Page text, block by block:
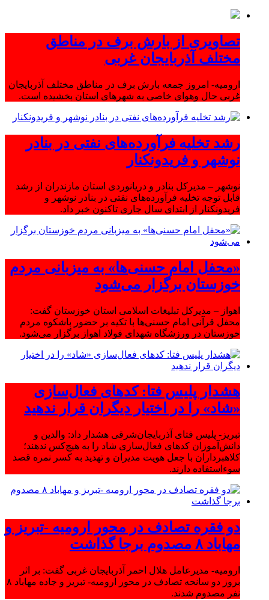
تصاویری از بارش برف در مناطق
مختلف آذربایجان غربی
ارومیه- امروز جمعه بارش برف در مناطق مختلف آذربایجان
غربی حال وهوای خاصی به شهرهای استان بخشیده است.
رشد تخلیه فرآورده‌های نفتی در بنادر
نوشهر و فریدونکنار
نوشهر – مدیرکل بنادر و دریانوردی استان مازندران از رشد
قابل توجه تخلیه فرآورده‌های نفتی در بنادر نوشهر و
فریدونکنار از ابتدای سال جاری تاکنون خبر داد.
«محفل امام حسنی‌ها» به میزبانی مردم
خوزستان برگزار می‌شود
اهواز – مدیرکل تبلیغات اسلامی استان خوزستان گفت:
محفل قرآنی امام حسنی‌ها با تکیه بر حضور باشکوه مردم
خوزستان در ورزشگاه شهدای فولاد اهواز برگزار می‌شود.
هشدار پلیس فتا: کدهای فعال‌سازی
«شاد» را در اختیار دیگران قرار ندهید
تبریز- پلیس فتای آذربایجان‌شرقی هشدار داد: والدین و
دانش‌آموزان کدهای فعال‌سازی شاد را به هیچ‌کس ندهند؛
کلاهبرداران با جعل هویت مدیران و تهدید به کسر نمره قصد
سوءاستفاده دارند.
دو فقره تصادف در محور ارومیه -تبریز و
مهاباد ۸ مصدوم برجا گذاشت
ارومیه- مدیرعامل هلال احمر آذربایجان غربی گفت: بر اثر
بروز دو سانحه تصادف در محور ارومیه- تبریز و جاده مهاباد ۸
نفر مصدوم شدند.